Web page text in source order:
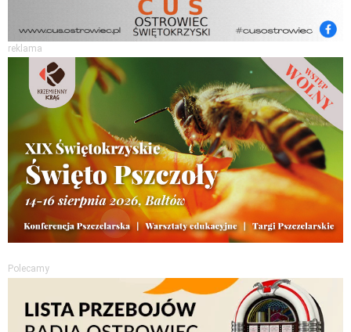
reklama
Polecamy